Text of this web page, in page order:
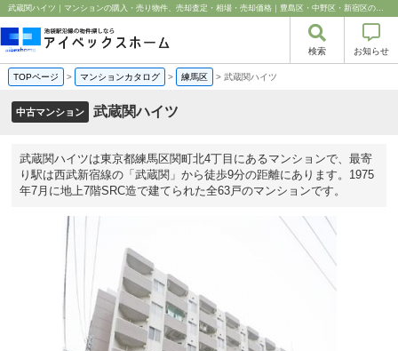
武蔵関ハイツ｜マンションの購入・売り物件、売却査定・相場・売却価格｜豊島区・中野区・新宿区の中古マンション・リノベーション情報なら池袋のアイベックスホーム！
検索 お知らせ
TOPページ > マンションカタログ > 練馬区 > 武蔵関ハイツ
中古マンション 武蔵関ハイツ
武蔵関ハイツは東京都練馬区関町北4丁目にあるマンションで、最寄
り駅は西武新宿線の「武蔵関」から徒歩9分の距離にあります。1975
年7月に地上7階SRC造で建てられた全63戸のマンションです。